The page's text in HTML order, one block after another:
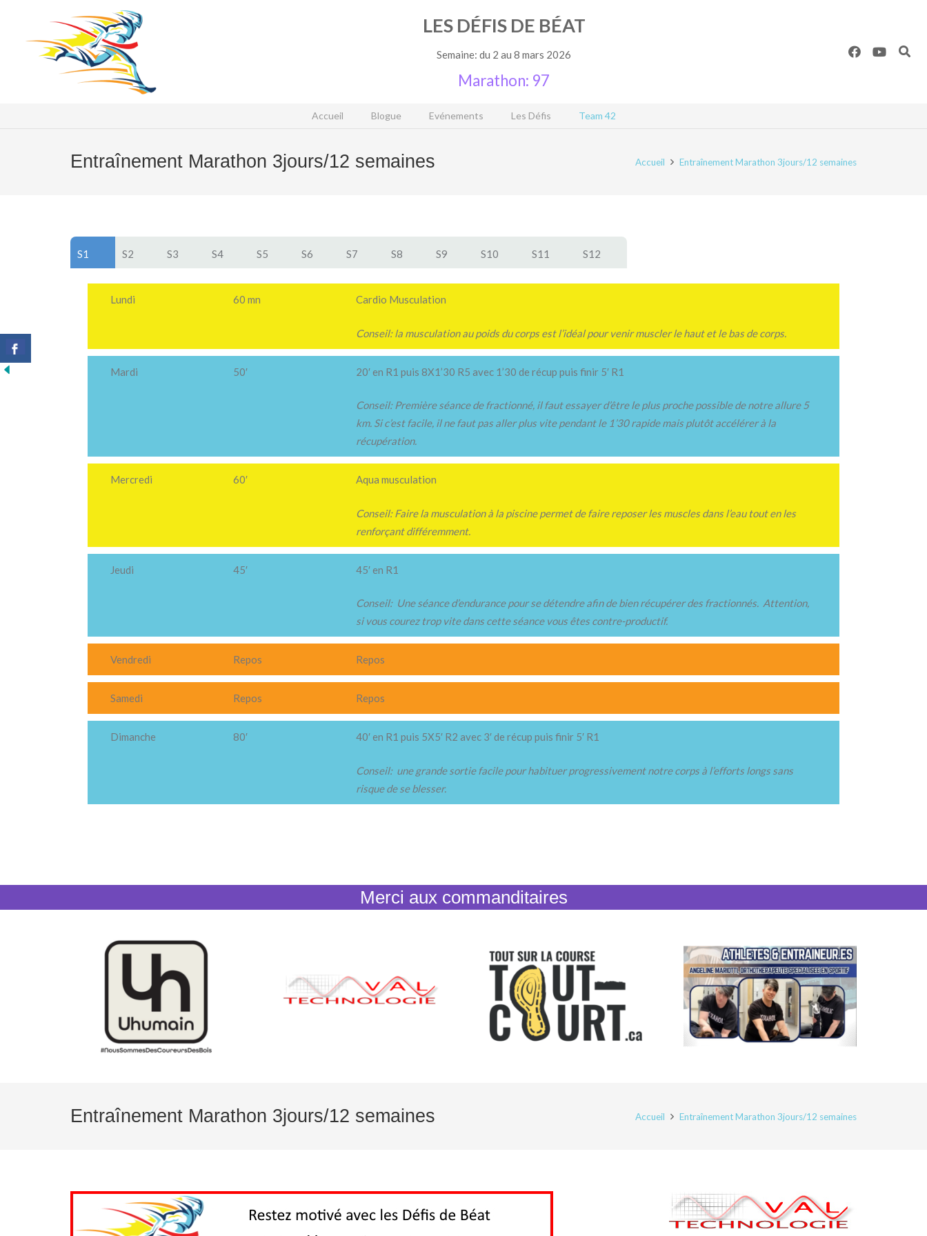
LES DÉFISDE BÉAT
Semaine: du 2 au 8 mars 2026
Marathon: 97
Accueil Blogue Evénements Les Défis Team 42
Entraînement Marathon 3jours/12 semaines Accueil Entraînement Marathon 3jours/12 semaines
S1 S2 S3 S4 S5 S6 S7 S8 S9 S10 S11 S12
Lundi 60 mn Cardio Musculation
Conseil: la musculation au poids du corps est l’idéal pour venir muscler le haut et le bas de corps.
Mardi 50′ 20′ en R1 puis 8X1’30 R5 avec 1’30 de récup puis finir 5′ R1
Conseil: Première séance de fractionné, il faut essayer d’être le plus proche possible de notre allure 5
km. Si c’est facile, il ne faut pas aller plus vite pendant le 1’30 rapide mais plutôt accélérer à la
récupération.
Mercredi 60′ Aqua musculation
Conseil: Faire la musculation à la piscine permet de faire reposer les muscles dans l’eau tout en les
renforçant différemment.
Jeudi 45′ 45′ en R1
Conseil: Une séance d’endurance pour se détendre afin de bien récupérer des fractionnés. Attention,
si vous courez trop vite dans cette séance vous êtes contre-productif.
Vendredi Repos Repos
Samedi Repos Repos
Dimanche 80′ 40′ en R1 puis 5X5′ R2 avec 3′ de récup puis finir 5′ R1
Conseil: une grande sortie facile pour habituer progressivement notre corps à l’efforts longs sans
risque de se blesser.
Merci aux commanditaires
Entraînement Marathon 3jours/12 semaines Accueil Entraînement Marathon 3jours/12 semaines